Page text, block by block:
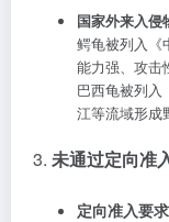
国家外来入侵
鳄龟被列入《
能力强、攻击
巴西龟被列入
江等流域形成
3. 未通过定向准
定向准入要求